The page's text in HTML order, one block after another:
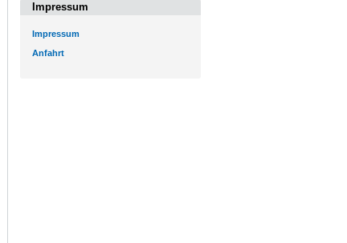
Impressum
Impressum
Anfahrt